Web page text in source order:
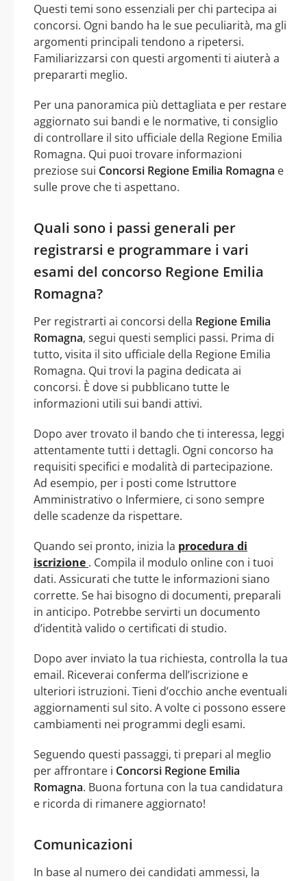
Questi temi sono essenziali per chi partecipa ai
concorsi. Ogni bando ha le sue peculiarità, ma gli
argomenti principali tendono a ripetersi.
Familiarizzarsi con questi argomenti ti aiuterà a
prepararti meglio.
Per una panoramica più dettagliata e per restare
aggiornato sui bandi e le normative, ti consiglio
di controllare il sito ufficiale della Regione Emilia
Romagna. Qui puoi trovare informazioni
preziose sui Concorsi Regione Emilia Romagna e
sulle prove che ti aspettano.
Quali sono i passi generali per
registrarsi e programmare i vari
esami del concorso Regione Emilia
Romagna?
Per registrarti ai concorsi della Regione Emilia
Romagna, segui questi semplici passi. Prima di
tutto, visita il sito ufficiale della Regione Emilia
Romagna. Qui trovi la pagina dedicata ai
concorsi. È dove si pubblicano tutte le
informazioni utili sui bandi attivi.
Dopo aver trovato il bando che ti interessa, leggi
attentamente tutti i dettagli. Ogni concorso ha
requisiti specifici e modalità di partecipazione.
Ad esempio, per i posti come Istruttore
Amministrativo o Infermiere, ci sono sempre
delle scadenze da rispettare.
Quando sei pronto, inizia la procedura di
iscrizione . Compila il modulo online con i tuoi
dati. Assicurati che tutte le informazioni siano
corrette. Se hai bisogno di documenti, preparali
in anticipo. Potrebbe servirti un documento
d’identità valido o certificati di studio.
Dopo aver inviato la tua richiesta, controlla la tua
email. Riceverai conferma dell’iscrizione e
ulteriori istruzioni. Tieni d’occhio anche eventuali
aggiornamenti sul sito. A volte ci possono essere
cambiamenti nei programmi degli esami.
Seguendo questi passaggi, ti prepari al meglio
per affrontare i Concorsi Regione Emilia
Romagna. Buona fortuna con la tua candidatura
e ricorda di rimanere aggiornato!
Comunicazioni
In base al numero dei candidati ammessi, la